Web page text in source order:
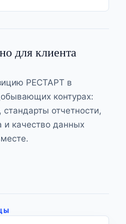
для клиента
РЕСТАРТ в
контурах:
отчетности,
и качество данных